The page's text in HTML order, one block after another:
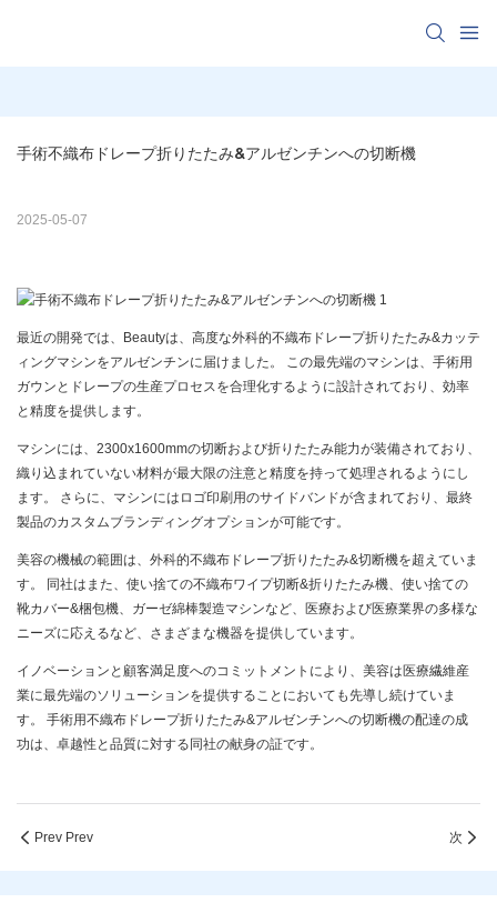
手術不織布ドレープ折りたたみ&アルゼンチンへの切断機
2025-05-07
最近の開発では、Beautyは、高度な外科的不織布ドレープ折りたたみ&カッテ
ィングマシンをアルゼンチンに届けました。 この最先端のマシンは、手術用
ガウンとドレープの生産プロセスを合理化するように設計されており、効率
と精度を提供します。
マシンには、2300x1600mmの切断および折りたたみ能力が装備されており、
織り込まれていない材料が最大限の注意と精度を持って処理されるようにし
ます。 さらに、マシンにはロゴ印刷用のサイドバンドが含まれており、最終
製品のカスタムブランディングオプションが可能です。
美容の機械の範囲は、外科的不織布ドレープ折りたたみ&切断機を超えていま
す。 同社はまた、使い捨ての不織布ワイプ切断&折りたたみ機、使い捨ての
靴カバー&梱包機、ガーゼ綿棒製造マシンなど、医療および医療業界の多様な
ニーズに応えるなど、さまざまな機器を提供しています。
イノベーションと顧客満足度へのコミットメントにより、美容は医療繊維産
業に最先端のソリューションを提供することにおいても先導し続けていま
す。 手術用不織布ドレープ折りたたみ&アルゼンチンへの切断機の配達の成
功は、卓越性と品質に対する同社の献身の証です。
Prev Prev 次